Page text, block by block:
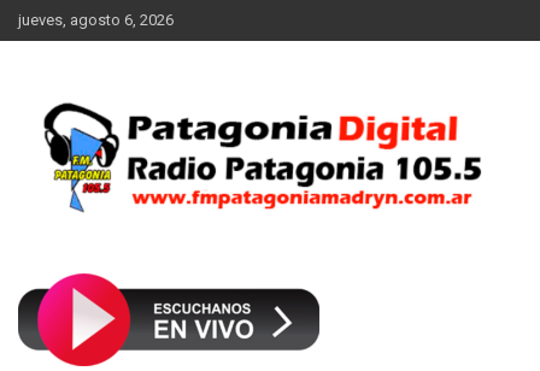
Saltar
al
jueves, agosto 6, 2026
FM Patagonia Madryn